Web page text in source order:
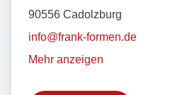
90556 Cadolzburg
info@frank-formen.de
Mehr anzeigen